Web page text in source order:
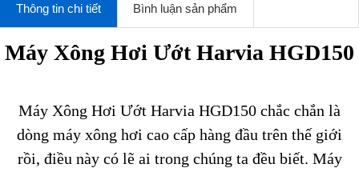
Thông tin chi tiết Bình luận sản phẩm
Máy Xông Hơi Ướt Harvia HGD150
Máy Xông Hơi Ướt Harvia HGD150 chắc chắn là
dòng máy xông hơi cao cấp hàng đầu trên thế giới
rồi, điều này có lẽ ai trong chúng ta đều biết. Máy